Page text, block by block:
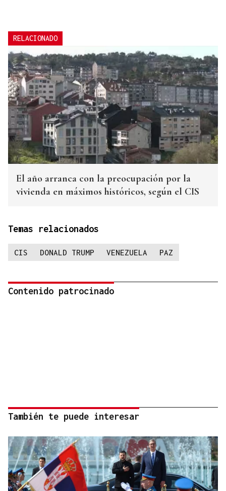
RELACIONADO
El año arranca con la preocupación por la
vivienda en máximos históricos, según el CIS
Temas relacionados
CIS DONALD TRUMP VENEZUELA PAZ
Contenido patrocinado
También te puede interesar